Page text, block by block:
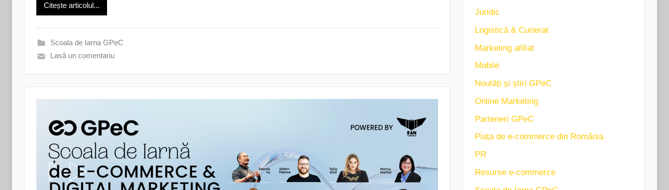
Citește articolul...
Scoala de Iarna GPeC
Lasă un comentariu
Juridic
Logistică & Curierat
Marketing afiliat
Mobile
Noutăți și știri GPeC
Online Marketing
Parteneri GPeC
Piața de e-commerce din România
PR
Resurse e-commerce